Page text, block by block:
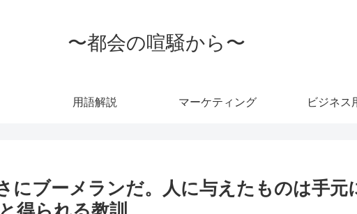
〜都会の喧騒から〜
用語解説 マーケティング ビジネス
にブーメランだ。人に与えたものは手